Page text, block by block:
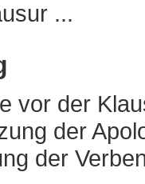
...
vor der
der
der